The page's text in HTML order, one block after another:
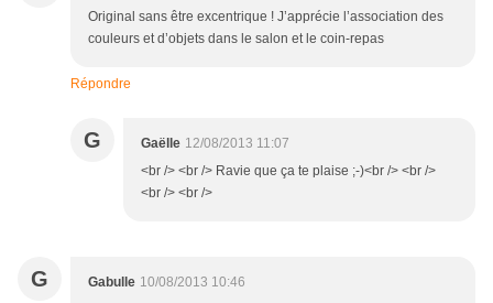
Original sans être excentrique ! J’apprécie l’association des
couleurs et d’objets dans le salon et le coin-repas
Répondre
G Gaëlle 12/08/2013 11:07
<br /> <br /> Ravie que ça te plaise ;-)<br /> <br />
<br /> <br />
G Gabulle 10/08/2013 10:46